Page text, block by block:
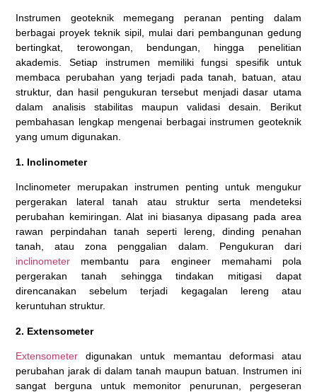
Instrumen geoteknik memegang peranan penting dalam
berbagai proyek teknik sipil, mulai dari pembangunan gedung
bertingkat, terowongan, bendungan, hingga penelitian
akademis. Setiap instrumen memiliki fungsi spesifik untuk
membaca perubahan yang terjadi pada tanah, batuan, atau
struktur, dan hasil pengukuran tersebut menjadi dasar utama
dalam analisis stabilitas maupun validasi desain. Berikut
pembahasan lengkap mengenai berbagai instrumen geoteknik
yang umum digunakan.
1. Inclinometer
Inclinometer merupakan instrumen penting untuk mengukur
pergerakan lateral tanah atau struktur serta mendeteksi
perubahan kemiringan. Alat ini biasanya dipasang pada area
rawan perpindahan tanah seperti lereng, dinding penahan
tanah, atau zona penggalian dalam. Pengukuran dari
inclinometer membantu para engineer memahami pola
pergerakan tanah sehingga tindakan mitigasi dapat
direncanakan sebelum terjadi kegagalan lereng atau
keruntuhan struktur.
2. Extensometer
Extensometer digunakan untuk memantau deformasi atau
perubahan jarak di dalam tanah maupun batuan. Instrumen ini
sangat berguna untuk memonitor penurunan, pergeseran